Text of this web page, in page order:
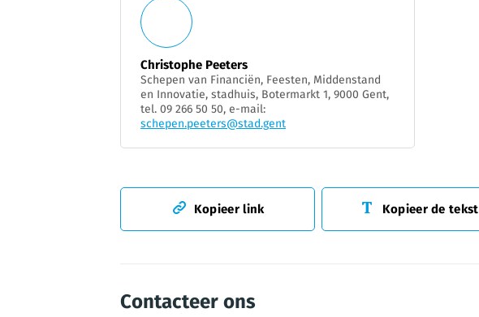
Christophe Peeters
Schepen van Financiën, Feesten, Middenstand
en Innovatie, stadhuis, Botermarkt 1, 9000 Gent,
tel. 09 266 50 50, e-mail:
schepen.peeters@stad.gent
Kopieer link Kopieer de tekst
Contacteer ons